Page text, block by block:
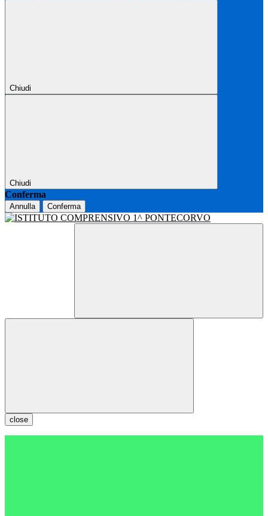
Chiudi
Chiudi
Conferma
Annulla Conferma
close